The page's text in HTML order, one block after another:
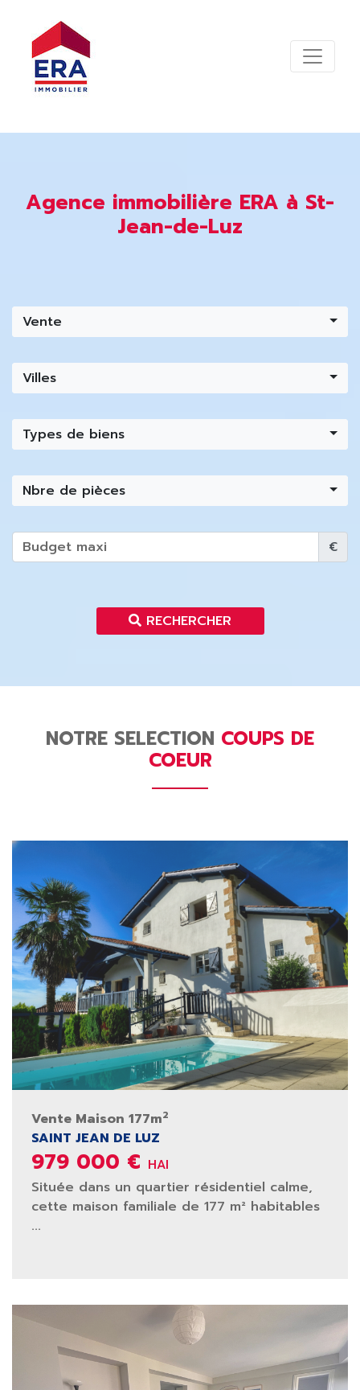
Agence immobilière ERA à St-
Jean-de-Luz
Vente
Villes
Types de biens
Nbre de pièces
€
RECHERCHER
NOTRE SELECTION COUPS DE
COEUR
Vente Maison 177m2
SAINT JEAN DE LUZ
979 000 € HAI
Située dans un quartier résidentiel calme,
cette maison familiale de 177 m² habitables
...